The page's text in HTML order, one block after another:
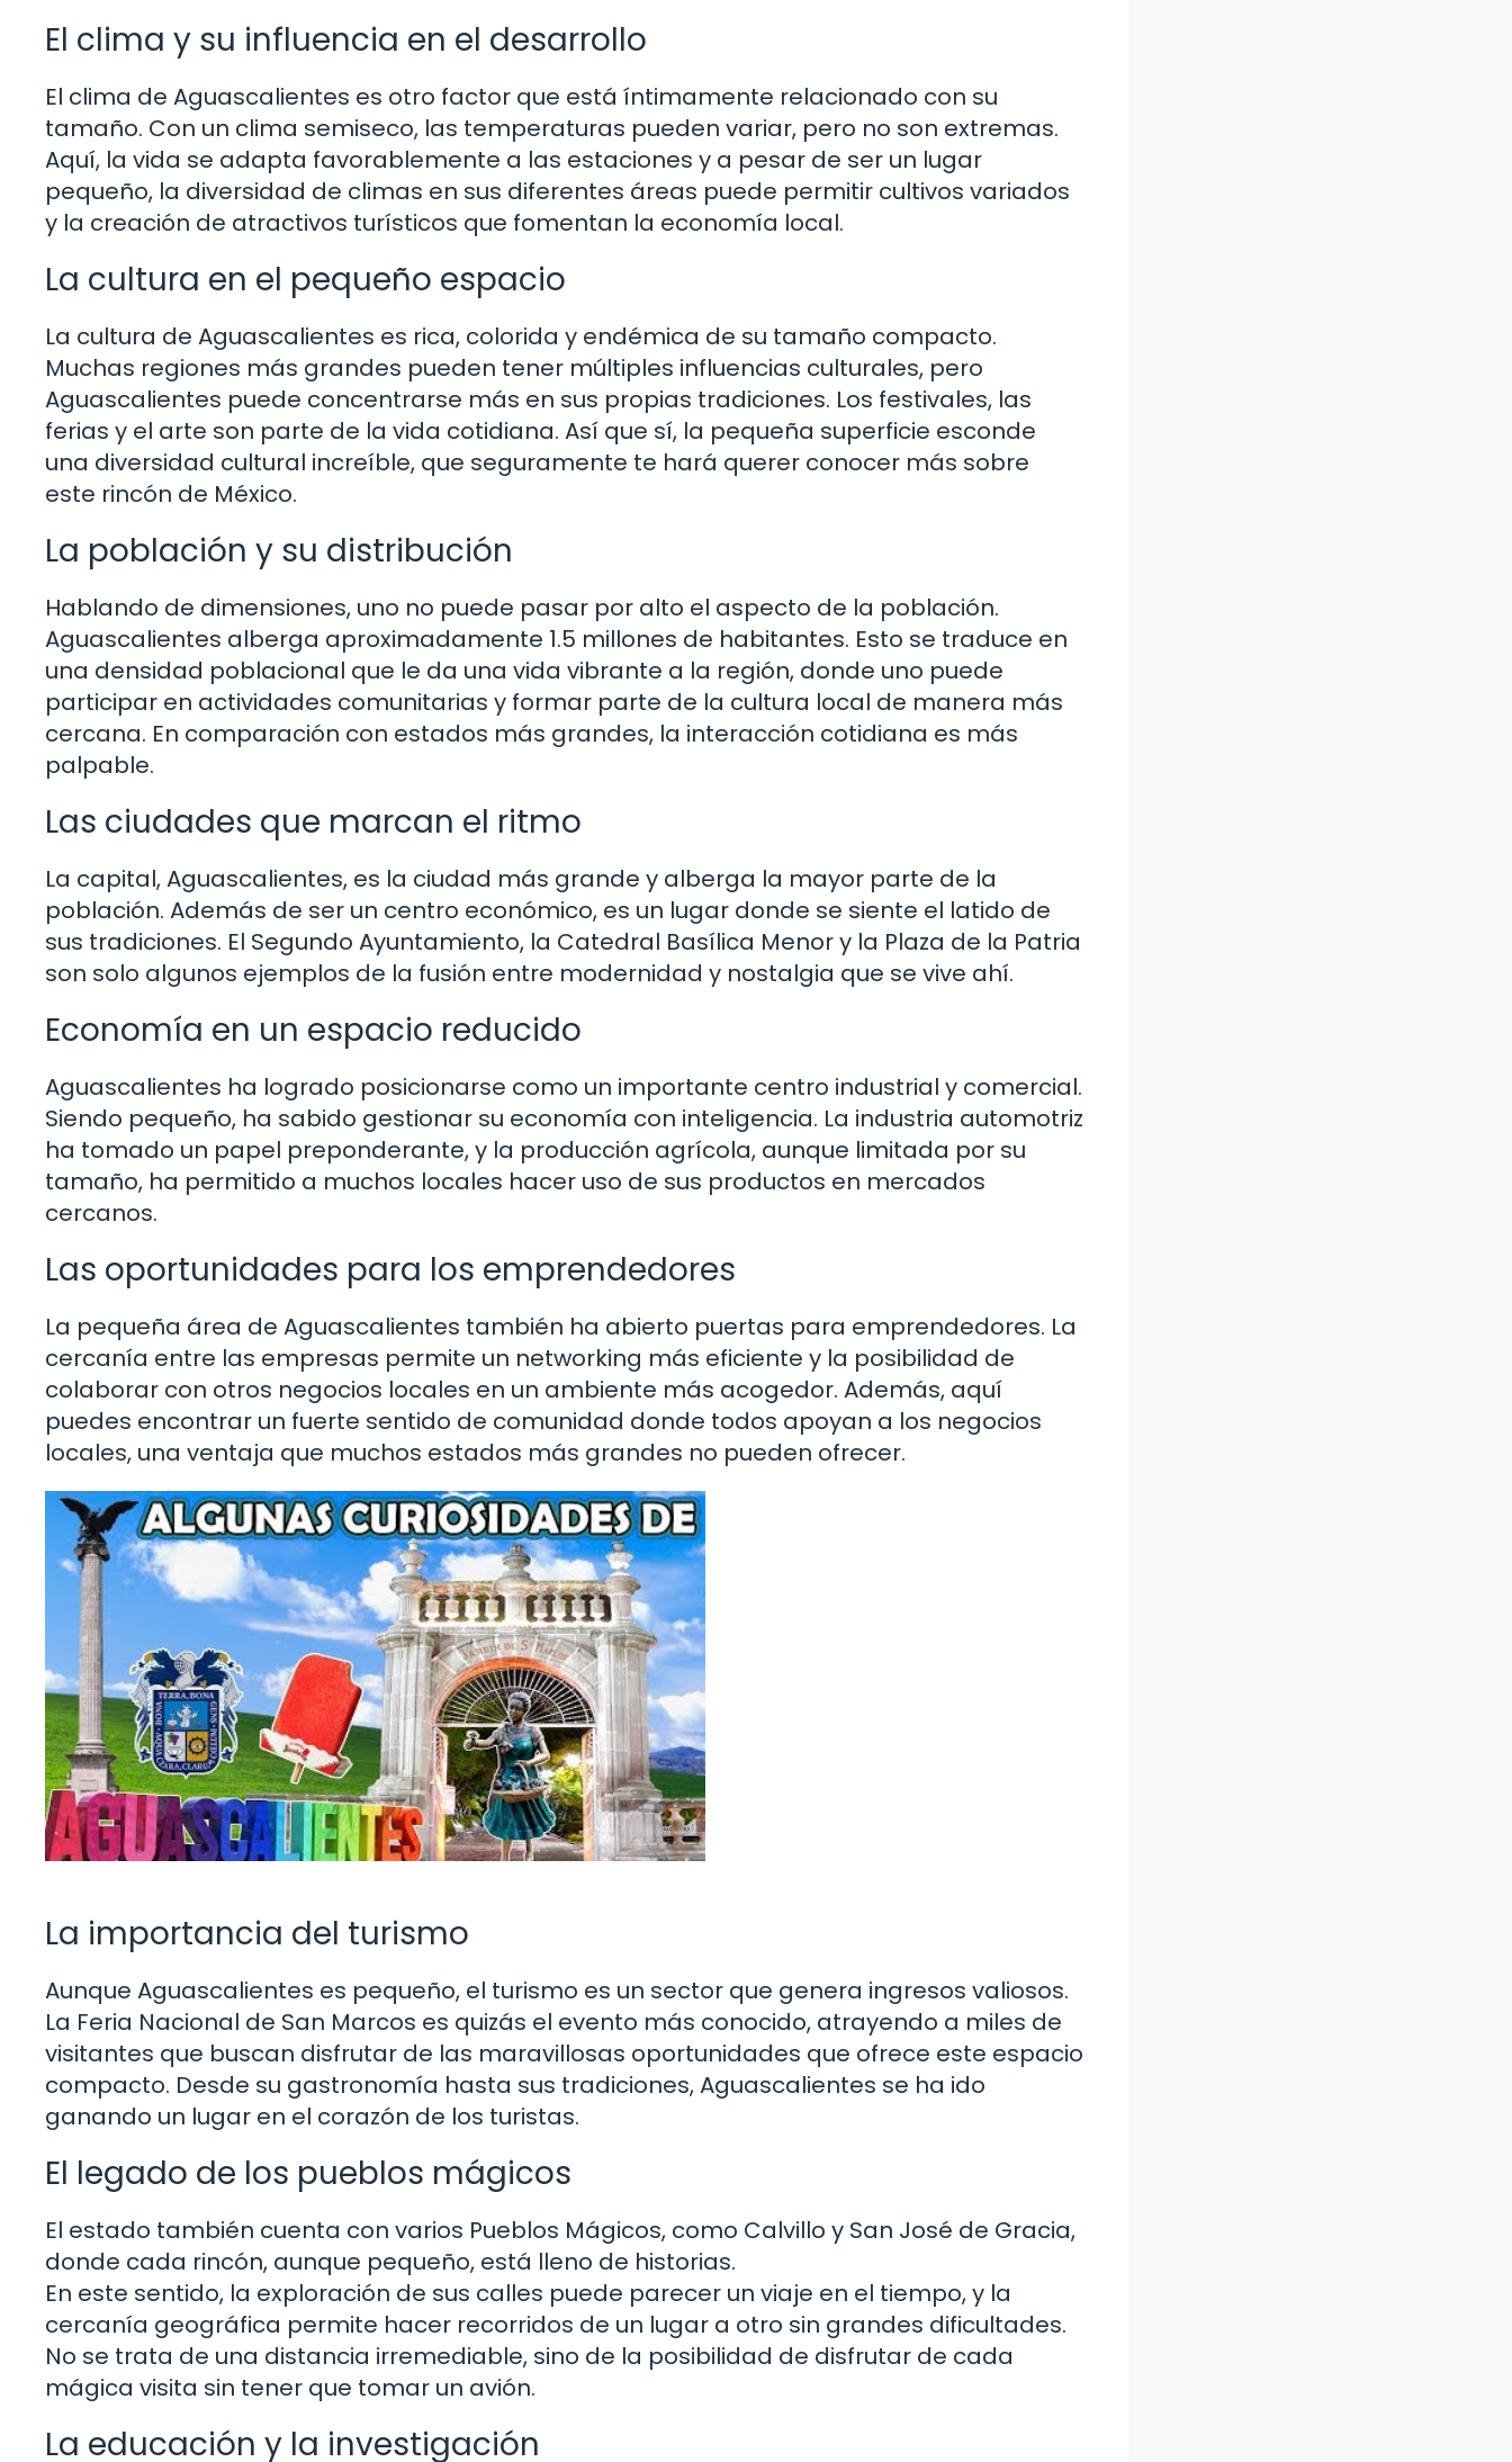
El clima y su influencia en el desarrollo
El clima de Aguascalientes es otro factor que está íntimamente relacionado con su
tamaño. Con un clima semiseco, las temperaturas pueden variar, pero no son extremas.
Aquí, la vida se adapta favorablemente a las estaciones y a pesar de ser un lugar
pequeño, la diversidad de climas en sus diferentes áreas puede permitir cultivos variados
y la creación de atractivos turísticos que fomentan la economía local.
La cultura en el pequeño espacio
La cultura de Aguascalientes es rica, colorida y endémica de su tamaño compacto.
Muchas regiones más grandes pueden tener múltiples influencias culturales, pero
Aguascalientes puede concentrarse más en sus propias tradiciones. Los festivales, las
ferias y el arte son parte de la vida cotidiana. Así que sí, la pequeña superficie esconde
una diversidad cultural increíble, que seguramente te hará querer conocer más sobre
este rincón de México.
La población y su distribución
Hablando de dimensiones, uno no puede pasar por alto el aspecto de la población.
Aguascalientes alberga aproximadamente 1.5 millones de habitantes. Esto se traduce en
una densidad poblacional que le da una vida vibrante a la región, donde uno puede
participar en actividades comunitarias y formar parte de la cultura local de manera más
cercana. En comparación con estados más grandes, la interacción cotidiana es más
palpable.
Las ciudades que marcan el ritmo
La capital, Aguascalientes, es la ciudad más grande y alberga la mayor parte de la
población. Además de ser un centro económico, es un lugar donde se siente el latido de
sus tradiciones. El Segundo Ayuntamiento, la Catedral Basílica Menor y la Plaza de la Patria
son solo algunos ejemplos de la fusión entre modernidad y nostalgia que se vive ahí.
Economía en un espacio reducido
Aguascalientes ha logrado posicionarse como un importante centro industrial y comercial.
Siendo pequeño, ha sabido gestionar su economía con inteligencia. La industria automotriz
ha tomado un papel preponderante, y la producción agrícola, aunque limitada por su
tamaño, ha permitido a muchos locales hacer uso de sus productos en mercados
cercanos.
Las oportunidades para los emprendedores
La pequeña área de Aguascalientes también ha abierto puertas para emprendedores. La
cercanía entre las empresas permite un networking más eficiente y la posibilidad de
colaborar con otros negocios locales en un ambiente más acogedor. Además, aquí
puedes encontrar un fuerte sentido de comunidad donde todos apoyan a los negocios
locales, una ventaja que muchos estados más grandes no pueden ofrecer.
La importancia del turismo
Aunque Aguascalientes es pequeño, el turismo es un sector que genera ingresos valiosos.
La Feria Nacional de San Marcos es quizás el evento más conocido, atrayendo a miles de
visitantes que buscan disfrutar de las maravillosas oportunidades que ofrece este espacio
compacto. Desde su gastronomía hasta sus tradiciones, Aguascalientes se ha ido
ganando un lugar en el corazón de los turistas.
El legado de los pueblos mágicos
El estado también cuenta con varios Pueblos Mágicos, como Calvillo y San José de Gracia,
donde cada rincón, aunque pequeño, está lleno de historias.
En este sentido, la exploración de sus calles puede parecer un viaje en el tiempo, y la
cercanía geográfica permite hacer recorridos de un lugar a otro sin grandes dificultades.
No se trata de una distancia irremediable, sino de la posibilidad de disfrutar de cada
mágica visita sin tener que tomar un avión.
La educación y la investigación